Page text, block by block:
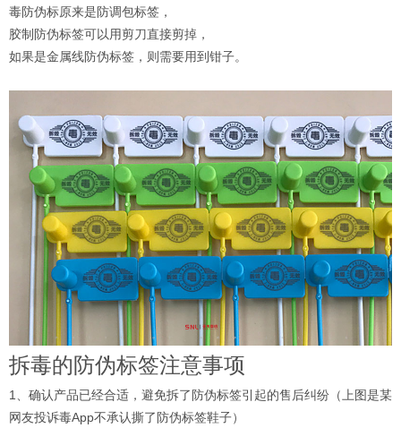
毒防伪标原来是防调包标签，
胶制防伪标签可以用剪刀直接剪掉，
如果是金属线防伪标签，则需要用到钳子。
拆毒的防伪标签注意事项
1、确认产品已经合适，避免拆了防伪标签引起的售后纠纷（上图是某
网友投诉毒App不承认撕了防伪标签鞋子）